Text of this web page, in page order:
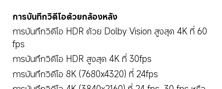
การบันทึกวิดีโอด้วยกล้องหลัง
การบันทึกวิดีโอ HDR ด้วย Dolby Vision สูงสุด 4K ที่ 60
fps
การบันทึกวิดีโอ HDR สูงสุด 4K ที่ 30fps
การบันทึกวิดีโอ 8K (7680x4320) ที่ 24fps